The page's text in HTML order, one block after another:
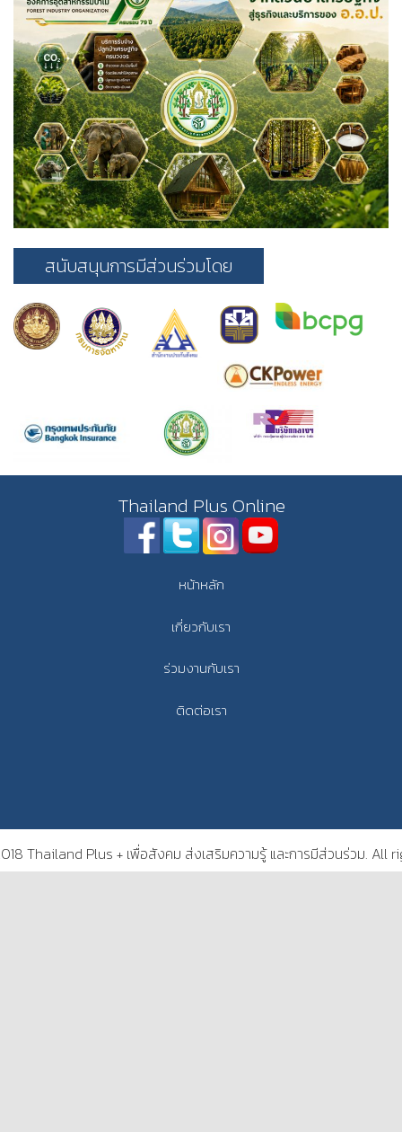
สนับสนุนการมีส่วนร่วมโดย
Thailand Plus Online
หน้าหลัก
เกี่ยวกับเรา
ร่วมงานกับเรา
ติดต่อเรา
Thailand Plus + เพื่อสังคม ส่งเสริมความรู้ และการมีส่วนร่วม. All